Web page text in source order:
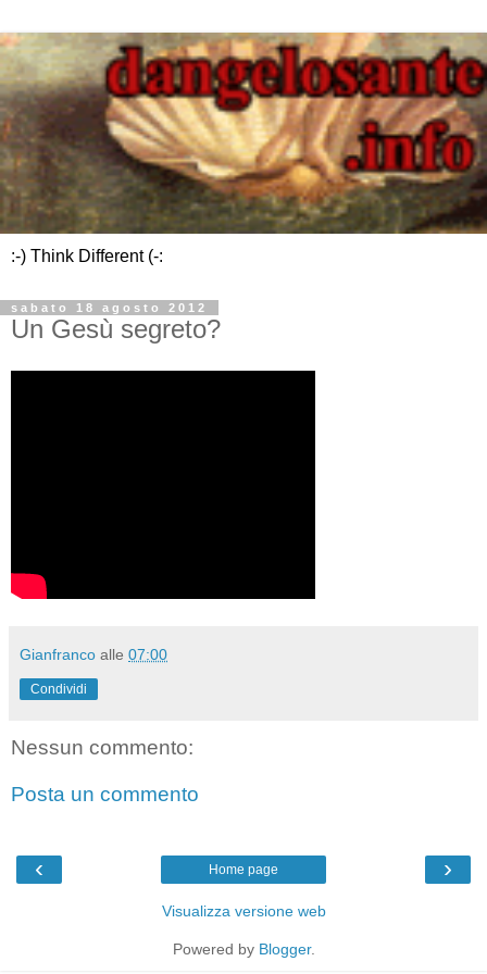
:-) Think Different (-:
sabato 18 agosto 2012
Un Gesù segreto?
Gianfranco alle 07:00
Condividi
Nessun commento:
Posta un commento
‹ ›
Home page
Visualizza versione web
Powered by Blogger.